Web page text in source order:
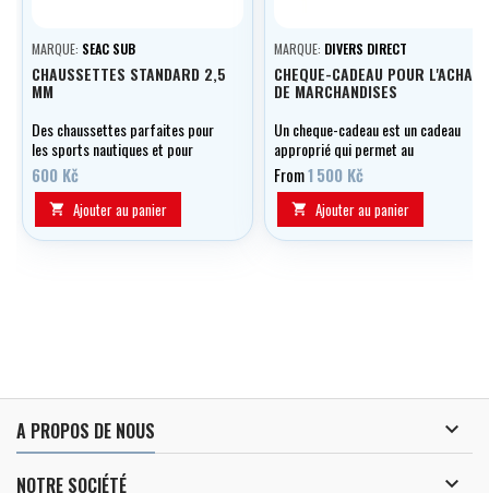
MARQUE: SEAC SUB
CHAUSSETTES STANDARD 2,5
MM
Des chaussettes parfaites pour
les sports nautiques et pour
profiter de la piscine ou marcher
sur le sable.
600 Kč
 Ajouter au panier
MARQUE: DIVERS DIRECT
CHEQUE-CADEAU POUR L'ACHAT
DE MARCHANDISES
Un cheque-cadeau est un cadeau
approprié qui permet au
destinataire de choisir l'objet qui
lui fera le plus plaisir parmi
l'offre de notre magasin. Il est
possible d'inscrire votre propre
dédicace sur le certificat, qui est
From1 500 Kč
 Ajouter au panier
A PROPOS DE NOUS 
NOTRE SOCIÉTÉ 